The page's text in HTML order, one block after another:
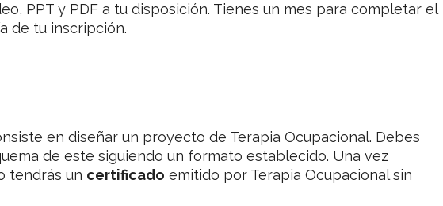
PPT y PDF a tu disposición. Tienes un mes para completar el
de tu inscripción.
en diseñar un proyecto de Terapia Ocupacional. Debes
de este siguiendo un formato establecido. Una vez
tendrás un certificado emitido por Terapia Ocupacional sin